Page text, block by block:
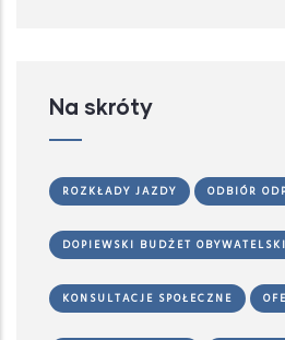
Na skróty
ROZKŁADY JAZDY ODBIÓR
DOPIEWSKI BUDŻET OBYWATELSKI
KONSULTACJE SPOŁECZNE